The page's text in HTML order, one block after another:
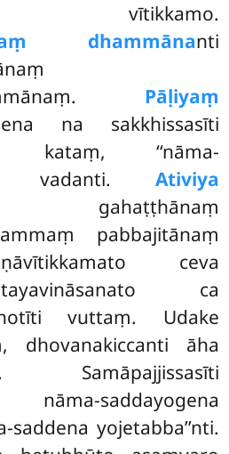
vītikkamo.
dhammānanti
Pāḷiyaṃ
na sakkhissasīti
kataṃ, ‘‘nāma-
vadanti. Ativiya
gahaṭṭhānaṃ
pabbajitānaṃ
ceva
ca
vuttaṃ. Udake
dhovanakiccanti āha
Samāpajjissasīti
nāma-saddayogena
saddena yojetabba’’nti.